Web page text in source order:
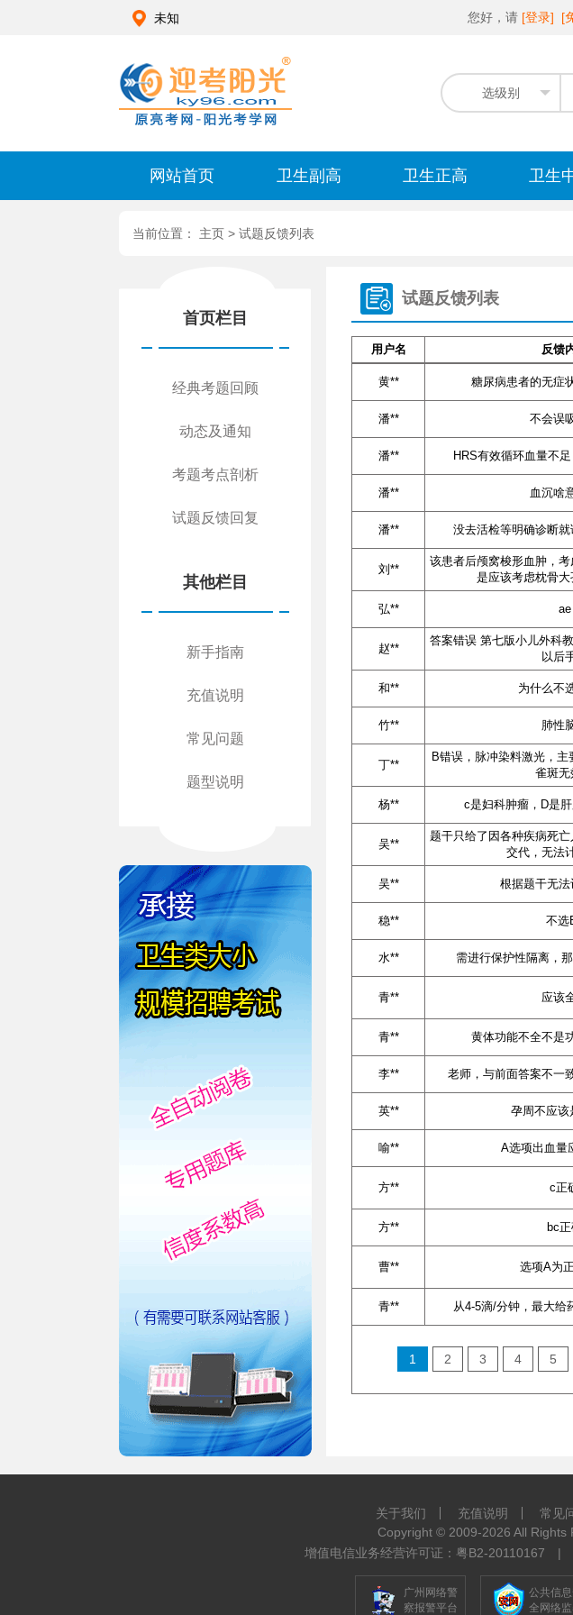
未知 您好，请 [登录] [
选级别
网站首页 卫生副高 卫生正高 卫生
当前位置： 主页 > 试题反馈列表
首页栏目
经典考题回顾
动态及通知
考题考点剖析
试题反馈回复
其他栏目
新手指南
充值说明
常见问题
题型说明
试题反馈列表
用户名 反馈
黄** 糖尿病患者的无症
潘** 不会误
潘** HRS有效循环血量不
潘** 血沉啥
潘** 没去活检等明确诊断
刘**
该患者后颅窝梭形血肿，
是应该考虑枕骨
弘** ae
赵**
答案错误 第七版小儿外科
以后
和** 为什么不
竹** 肺性
丁**
B错误，脉冲染料激光，
雀斑无
杨** c是妇科肿瘤，D是
吴**
题干只给了因各种疾病死
交代，无法
吴** 根据题干无
稳** 不选
水** 需进行保护性隔离，
青** 应该
青** 黄体功能不全不是
李** 老师，与前面答案不一
英** 孕周不应该
喻** A选项出血量
方** c正
方** bc正
曹** 选项A为
青** 从4-5滴/分钟，最大给
1 2 3 4 5
关于我们 充值说明 常见
Copyright © 2009-2026 All Rights
增值电信业务经营许可证：粤B2-20110167 |
广州网络警
察报警平台
公共信
全网络